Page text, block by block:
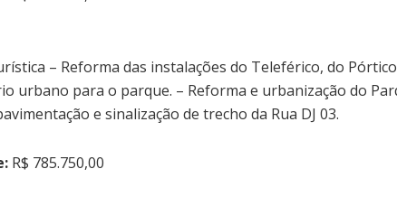
– Reforma das instalações do Teleférico, do
urbano para o parque. – Reforma e urbanização do
e sinalização de trecho da Rua DJ 03.
R$ 785.750,00